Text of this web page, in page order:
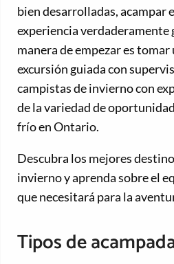
bien desarrolladas, acampar
experiencia
manera de empezar es tomar
excursión guiada con
campistas de invierno con
de la variedad de
frío en Ontario.
Descubra los mejores
invierno y aprenda sobre el
que necesitará para la
Tipos de